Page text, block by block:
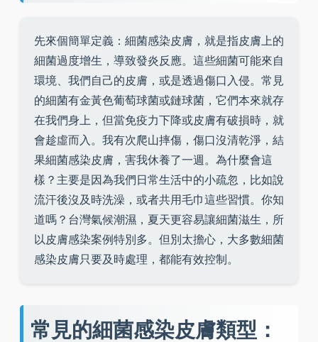
先來個簡單定義：細菌感染皮膚，就是指皮膚上的
細菌過度增生，導致發炎反應。這些細菌可能來自
環境、我們自己的皮膚，或是透過傷口入侵。常見
的細菌有金黃色葡萄球菌或鏈球菌，它們本來就存
在我們身上，但當免疫力下降或皮膚有破損時，就
會趁虛而入。我有次爬山摔傷，傷口沒清乾淨，結
果細菌感染皮膚，害我休養了一週。為什麼會這
樣？主要是因為我們日常生活中的小疏忽，比如說
流汗後沒及時洗澡，或者共用毛巾這些習慣。你知
道嗎？台灣氣候潮濕，夏天更容易讓細菌滋生，所
以皮膚感染案例特別多。但別太擔心，大多數細菌
感染皮膚只要及時處理，都能有效控制。
常見的細菌感染皮膚類型：